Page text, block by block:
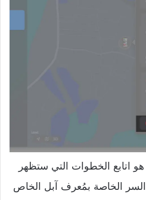
اتابع الخطوات التي ستظهر
السر الخاصة بمُعرف آبل الخاص